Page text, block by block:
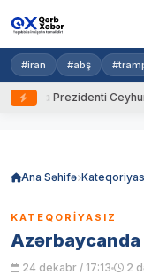
#iran #abş
Prezidenti Ceyhun
Ana Səhifə
KATEQORIYASIZ
24 dekabr / 17:13 2